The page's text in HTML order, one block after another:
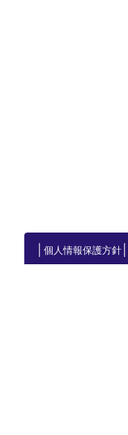
個人情報保護方針